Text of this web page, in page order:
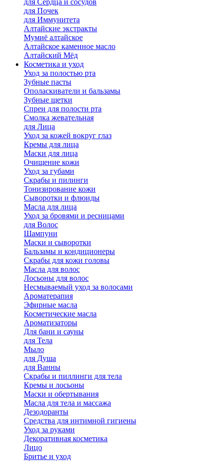
для Сердца и сосудов
для Почек
для Иммунитета
Алтайские экстракты
Мумиё алтайское
Алтайское каменное масло
Алтайский Мёд
Косметика и уход
Уход за полостью рта
Зубные пасты
Ополаскиватели и бальзамы
Зубные щетки
Спреи для полости рта
Смолка жевательная
для Лица
Уход за кожей вокруг глаз
Кремы для лица
Маски для лица
Очищение кожи
Уход за губами
Скрабы и пилинги
Тонизирование кожи
Сыворотки и флюиды
Масла для лица
Уход за бровями и ресницами
для Волос
Шампуни
Маски и сыворотки
Бальзамы и кондиционеры
Скрабы для кожи головы
Масла для волос
Лосьоны для волос
Несмываемый уход за волосами
Ароматерапия
Эфирные масла
Косметические масла
Ароматизаторы
Для бани и сауны
для Тела
Мыло
для Душа
для Ванны
Скрабы и пиллинги для тела
Кремы и лосьоны
Маски и обертывания
Масла для тела и массажа
Дезодоранты
Средства для интимной гигиены
Уход за руками
Декоративная косметика
Лицо
Бритье и уход